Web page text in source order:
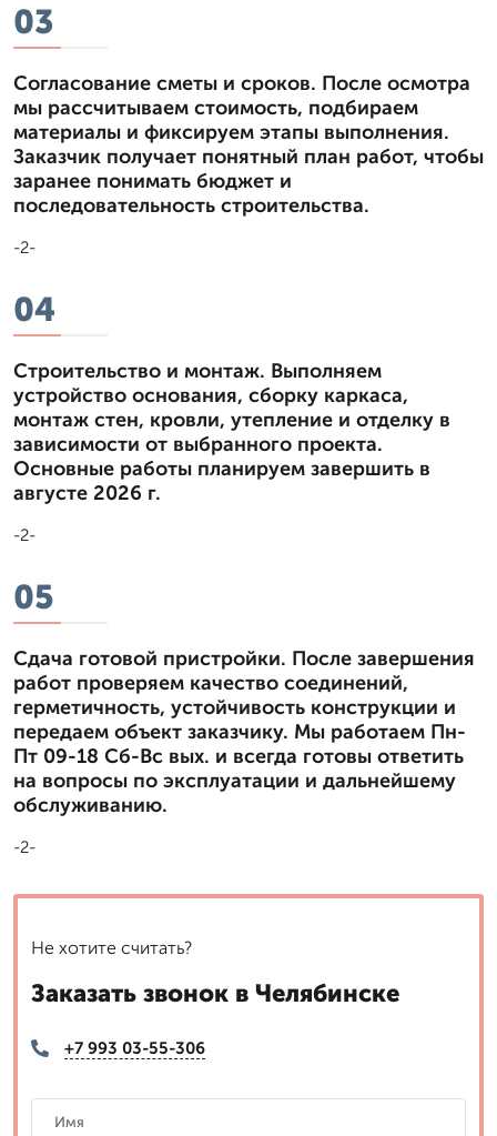
03
Согласование сметы и сроков. После осмотра
мы рассчитываем стоимость, подбираем
материалы и фиксируем этапы выполнения.
Заказчик получает понятный план работ, чтобы
заранее понимать бюджет и
последовательность строительства.
-2-
04
Строительство и монтаж. Выполняем
устройство основания, сборку каркаса,
монтаж стен, кровли, утепление и отделку в
зависимости от выбранного проекта.
Основные работы планируем завершить в
августе 2026 г.
-2-
05
Сдача готовой пристройки. После завершения
работ проверяем качество соединений,
герметичность, устойчивость конструкции и
передаем объект заказчику. Мы работаем Пн-
Пт 09-18 Сб-Вс вых. и всегда готовы ответить
на вопросы по эксплуатации и дальнейшему
обслуживанию.
-2-
Не хотите считать?
Заказать звонок в Челябинске
+7 993 03-55-306